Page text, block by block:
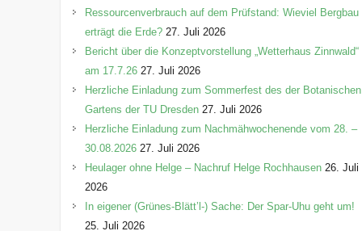
n
Ressourcenverbrauch auf dem Prüfstand: Wieviel Bergbau
erträgt die Erde? 27. Juli 2026
Bericht über die Konzeptvorstellung „Wetterhaus Zinnwald“
am 17.7.26 27. Juli 2026
Herzliche Einladung zum Sommerfest des der Botanischen
Gartens der TU Dresden 27. Juli 2026
Herzliche Einladung zum Nachmähwochenende vom 28. –
30.08.2026 27. Juli 2026
Heulager ohne Helge – Nachruf Helge Rochhausen 26. Juli
2026
In eigener (Grünes-Blätt’l-) Sache: Der Spar-Uhu geht um!
25. Juli 2026